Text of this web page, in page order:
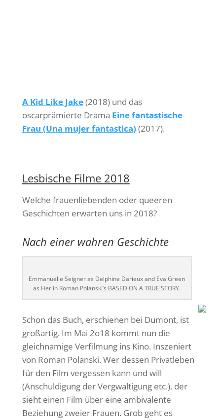
A Kid Like Jake(2018) und das
oscarprämierte Drama Eine fantastische
Frau (Una mujer fantastica) (2017).
Lesbische Filme 2018
Welche frauenliebenden oder queeren
Geschichten erwarten uns in 2018?
Nach einer wahren Geschichte
Emmanuelle Seigner as Delphine Darieux and Eva Green
as Her in Roman Polanski’s BASED ON A TRUE STORY.
Schon das Buch, erschienen bei Dumont, ist
großartig. Im Mai 2o18 kommt nun die
gleichnamige Verfilmung ins Kino. Inszeniert
von Roman Polanski. Wer dessen Privatleben
für den Film vergessen kann und will
(Anschuldigung der Vergwaltigung etc.), der
sieht einen Film über eine ambivalente
Beziehung zweier Frauen. Grob geht es